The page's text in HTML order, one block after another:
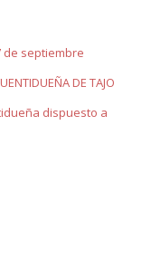
de septiembre
DE TAJO
dispuesto a